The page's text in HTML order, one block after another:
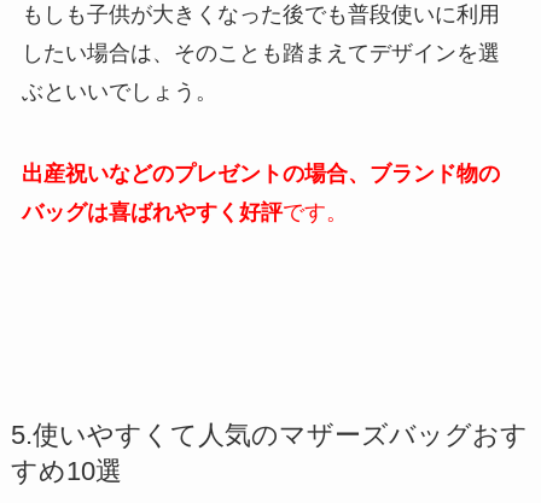
もしも子供が大きくなった後でも普段使いに利用
したい場合は、そのことも踏まえてデザインを選
ぶといいでしょう。
出産祝いなどのプレゼントの場合、ブランド物の
バッグは喜ばれやすく好評です。
5.使いやすくて人気のマザーズバッグおす
すめ10選